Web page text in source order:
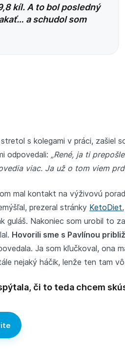
kíl. A to bol posledný
a schudol som
s kolegami v práci, zašiel
odpovedali: „René, ja ti
viac. Ja už o tom viem
mal kontakt na výživovú
prezeral stránky KetoDiet
guláš. Nakoniec som urobil to
Hovorili sme s Pavlínou
Ja som kľučkoval, ona
nejaký háčik, lenže ten tam
či to teda chcem